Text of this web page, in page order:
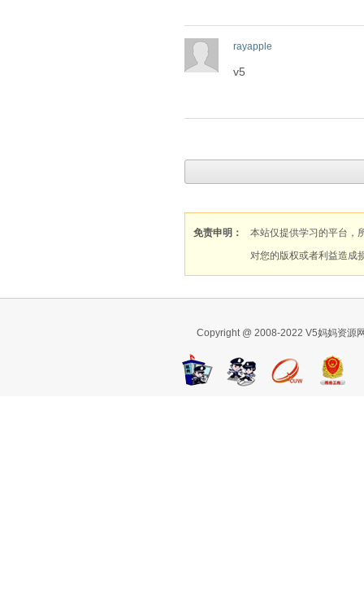
rayapple
v5
免责申明：
本站仅提供学习的平台，
对您的版权或者利益造成
Copyright @ 2008-2022 V5妈妈资源